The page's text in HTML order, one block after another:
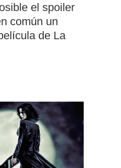
el spoiler
común un
de La